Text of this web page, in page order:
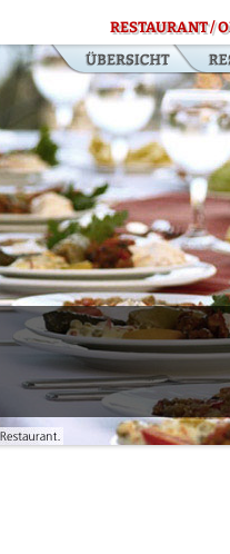
RESTAURANT /